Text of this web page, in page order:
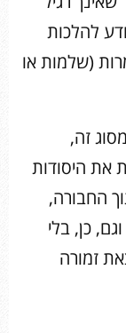
להלכות
(שלמות או
זה,
את היסודות
החבורה,
כן, בלי
זמורה